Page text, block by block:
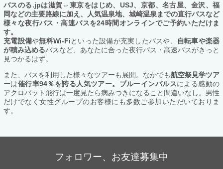
バスのる.jpは滋賀⇔東京をはじめ、USJ、京都、名古屋、金沢、福
岡などの主要路線に加え、人気温泉地、城崎温泉までの直行バスなど
様々な夜行バス・高速バスを24時間オンラインでご予約いただけま
す。
充電設備や無料Wi-Fiといった設備が充実したバスや、
自転車や楽器
が積み込めるバスなど、あなたに合った夜行バス・高速バスがきっと
見つかるはず。
また、バスを利用した様々なツアーも展開。なかでも航空祭見学ツア
ーは催行率94％を誇る人気ツアー。ブルーインパルスによる感動の
アクロバット飛行は一度見たら病みつきになること間違いなし。男性
だけでなく女性グループのお客様にも多数ご参加いただいておりま
す。
フォロワー、お友達募集中